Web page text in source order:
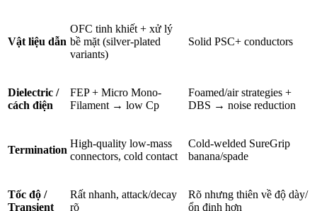
Vật liệu dẫn
OFC tinh khiết + xử lý
bề mặt (silver-plated
variants)
Solid PSC+ conductors
Dielectric /
cách điện
FEP + Micro Mono-
Filament → low Cp
Foamed/air strategies +
DBS → noise reduction
Termination
High-quality low-mass
connectors, cold contact
Cold-welded SureGrip
banana/spade
Tốc độ /
Transient
Rất nhanh, attack/decay
rõ
Rõ nhưng thiên về độ dày/
ổn định hơn